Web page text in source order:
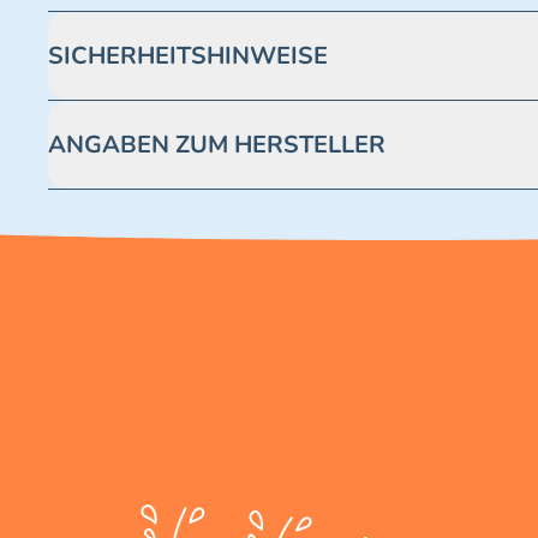
SICHERHEITSHINWEISE
ANGABEN ZUM HERSTELLER